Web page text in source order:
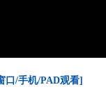
口/手机/PAD观看]